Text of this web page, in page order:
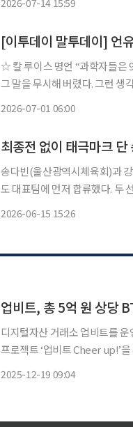
2026-07-14 15:59
[이투데이 말투데이] 언
☆ 칼 루이스 명언 “과학자들은 9m 이상의 멀리뛰기는 불가능하다고 주장했다. 하지만 나는
그 말을 무시해 버렸다. 그런 생각들은 우
2026-07-01 06:00
최종전 없이 태극마크
송다빈(울산광역시체육회)과
도 대표팀에 먼저 합류했다. 두 선
2026-06-15 15:26
업비트, 총 5억 원 상당
디지털자산 거래소 업비트를
프로젝트 ‘업비트 Cheer up!’을 시작했다고 19일
2025-12-19 09:04